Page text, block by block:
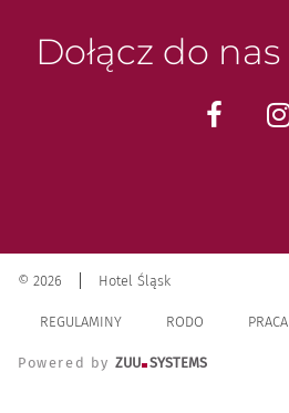
Dołącz do nas
© 2026 Hotel Śląsk
REGULAMINY RODO PRACA
Powered by ZUU SYSTEMS